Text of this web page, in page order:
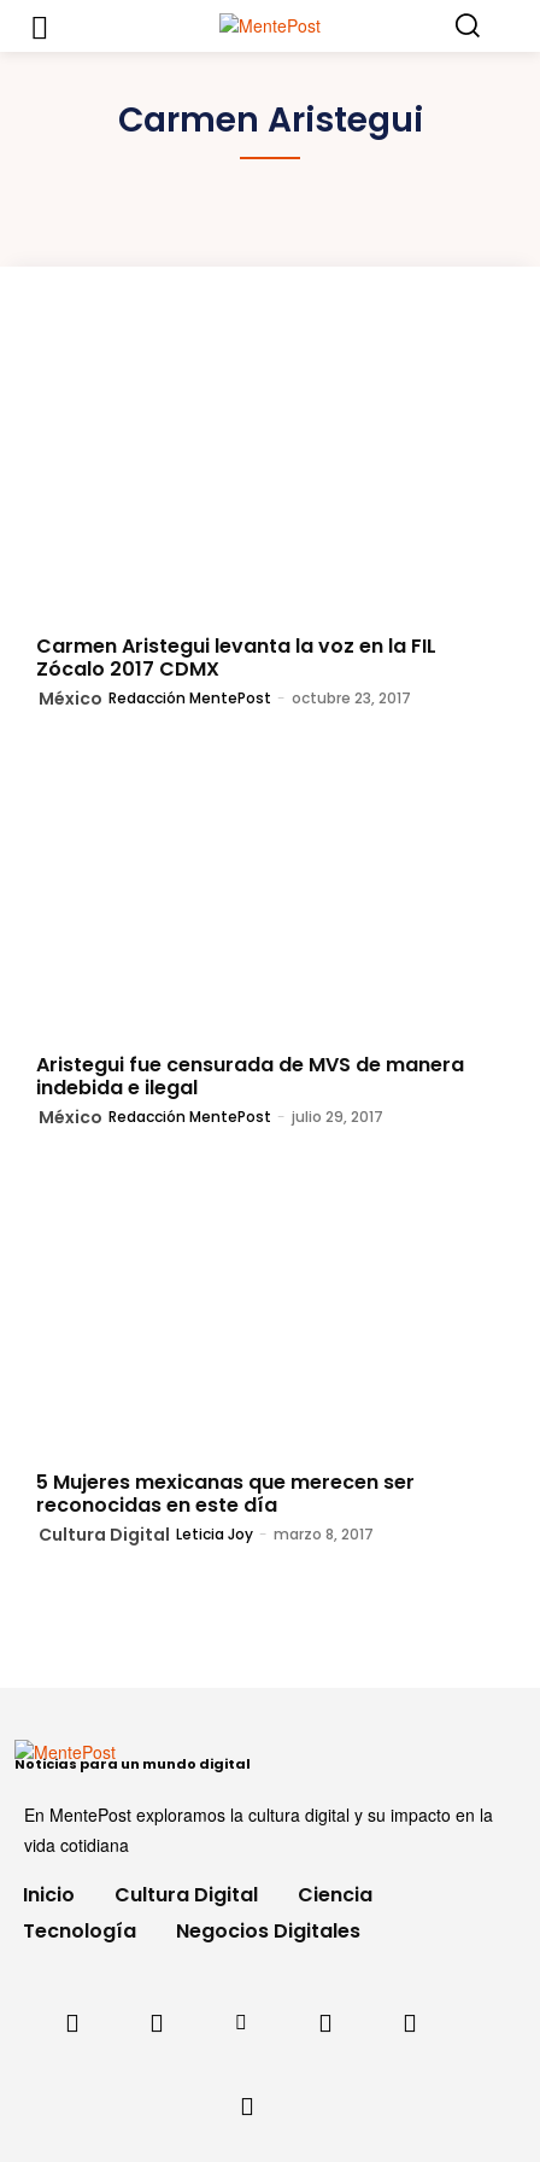
Carmen Aristegui
Carmen Aristegui levanta la voz en la FIL
Zócalo 2017 CDMX
México Redacción MentePost - octubre 23, 2017
Aristegui fue censurada de MVS de manera
indebida e ilegal
México Redacción MentePost - julio 29, 2017
5 Mujeres mexicanas que merecen ser
reconocidas en este día
Cultura Digital Leticia Joy - marzo 8, 2017
Noticias para un mundo digital
En MentePost exploramos la cultura digital y su impacto en la
vida cotidiana
Inicio Cultura Digital
Ciencia
Tecnología
Negocios Digitales